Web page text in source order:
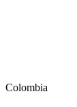
Colombia